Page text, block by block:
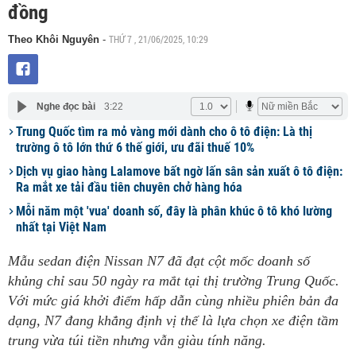
đồng
Theo Khôi Nguyên - THỨ 7 , 21/06/2025, 10:29
Nghe đọc bài 3:22
Trung Quốc tìm ra mỏ vàng mới dành cho ô tô điện: Là thị
trường ô tô lớn thứ 6 thế giới, ưu đãi thuế 10%
Dịch vụ giao hàng Lalamove bất ngờ lấn sân sản xuất ô tô điện:
Ra mắt xe tải đầu tiên chuyên chở hàng hóa
Mỗi năm một 'vua' doanh số, đây là phân khúc ô tô khó lường
nhất tại Việt Nam
Mẫu sedan điện Nissan N7 đã đạt cột mốc doanh số
khủng chỉ sau 50 ngày ra mắt tại thị trường Trung Quốc.
Với mức giá khởi điểm hấp dẫn cùng nhiều phiên bản đa
dạng, N7 đang khẳng định vị thế là lựa chọn xe điện tầm
trung vừa túi tiền nhưng vẫn giàu tính năng.